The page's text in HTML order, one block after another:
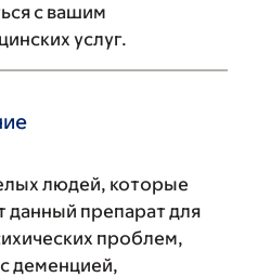
с вашим
услуг.
людей, которые
данный препарат для
проблем,
деменцией,